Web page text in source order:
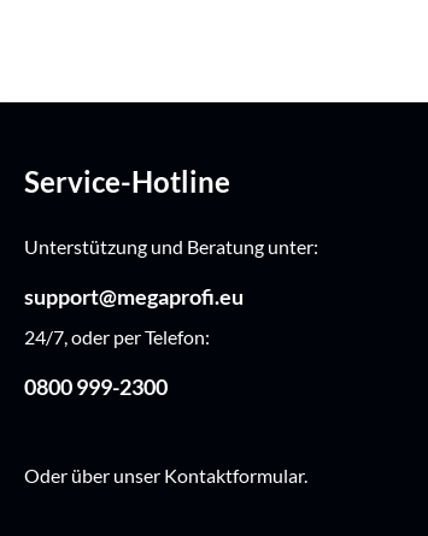
Service-Hotline
Unterstützung und Beratung unter:
support@megaprofi.eu
24/7, oder per Telefon:
0800 999-2300
Oder über unser Kontaktformular.